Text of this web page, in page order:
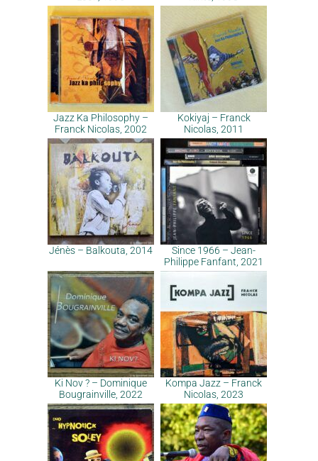
Jazz Ka Philosophy –
Franck Nicolas, 2002
Kokiyaj – Franck
Nicolas, 2011
Jénès – Balkouta, 2014
Since 1966 – Jean-
Philippe Fanfant, 2021
Ki Nov ? – Dominique
Bougrainville, 2022
Kompa Jazz – Franck
Nicolas, 2023